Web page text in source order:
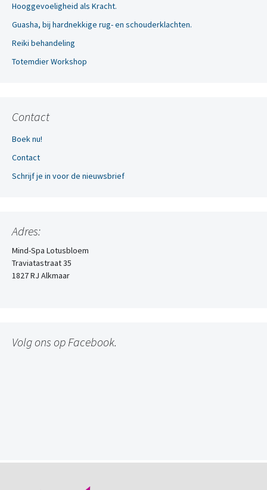
Hooggevoeligheid als Kracht.
Guasha, bij hardnekkige rug- en schouderklachten.
Reiki behandeling
Totemdier Workshop
Contact
Boek nu!
Contact
Schrijf je in voor de nieuwsbrief
Adres:
Mind-Spa Lotusbloem
Traviatastraat 35
1827 RJ Alkmaar
Volg ons op Facebook.